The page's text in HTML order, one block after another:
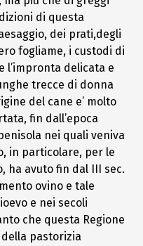
di questa
dei prati,degli
fogliame, i custodi di
l’impronta delicata e
trecce di donna
del cane e’ molto
fin dall’epoca
nei quali veniva
in particolare, per le
ha avuto fin dal III sec.
ovino e tale
e nei secoli
che questa Regione
pastorizia